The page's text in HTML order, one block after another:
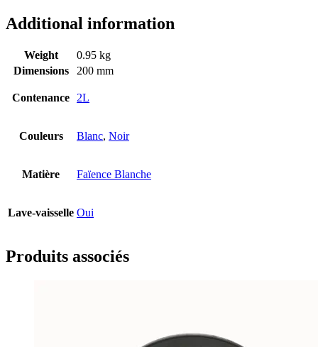
Additional information
Weight
0.95 kg
Dimensions
200 mm
Contenance 2L
Couleurs Blanc, Noir
Matière Faïence Blanche
Lave-vaisselle Oui
Produits associés